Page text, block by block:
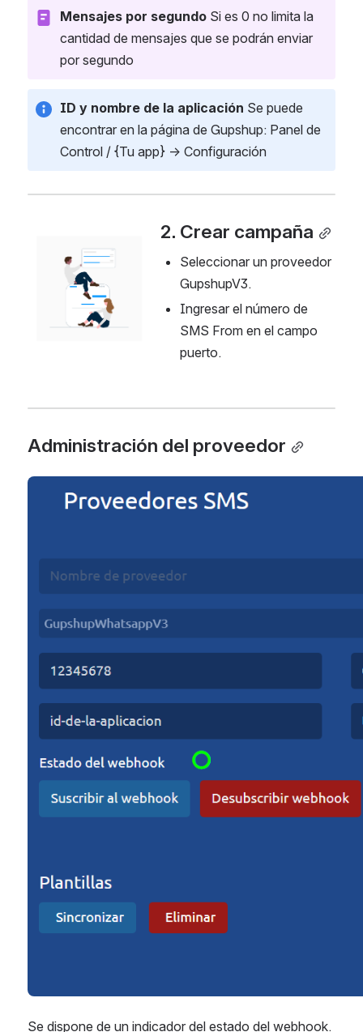
Mensajes por segundo Si es 0 no limita la
cantidad de mensajes que se podrán enviar
por segundo
ID y nombre de la aplicación Se puede
encontrar en la página de Gupshup: Panel de
Control / {Tu app} → Configuración
2. Crear campaña
Seleccionar un proveedor
GupshupV3.
Ingresar el número de
SMS From en el campo
puerto.
Administración del proveedor
Se dispone de un indicador del estado del webhook.